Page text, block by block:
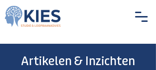
Artikelen & Inzichten